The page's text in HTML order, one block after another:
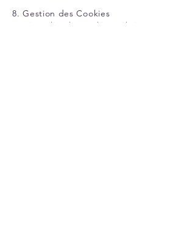
8. Gestion des Cookies
Ce site utilise des cookies techniques